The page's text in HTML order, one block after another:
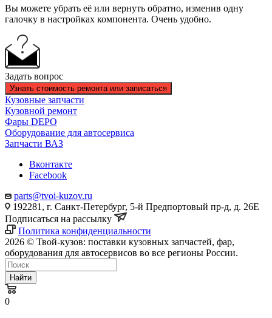
Вы можете убрать её или вернуть обратно, изменив одну
галочку в настройках компонента. Очень удобно.
Задать вопрос
Узнать стоимость ремонта или записаться
Кузовные запчасти
Кузовной ремонт
Фары DEPO
Оборудование для автосервиса
Запчасти ВАЗ
Вконтакте
Facebook
parts@tvoi-kuzov.ru
192281, г. Санкт-Петербург, 5-й Предпортовый пр-д, д. 26Е
Подписаться на рассылку
Политика конфиденциальности
2026 © Твой-кузов: поставки кузовных запчастей, фар,
оборудования для автосервисов во все регионы России.
Найти
0